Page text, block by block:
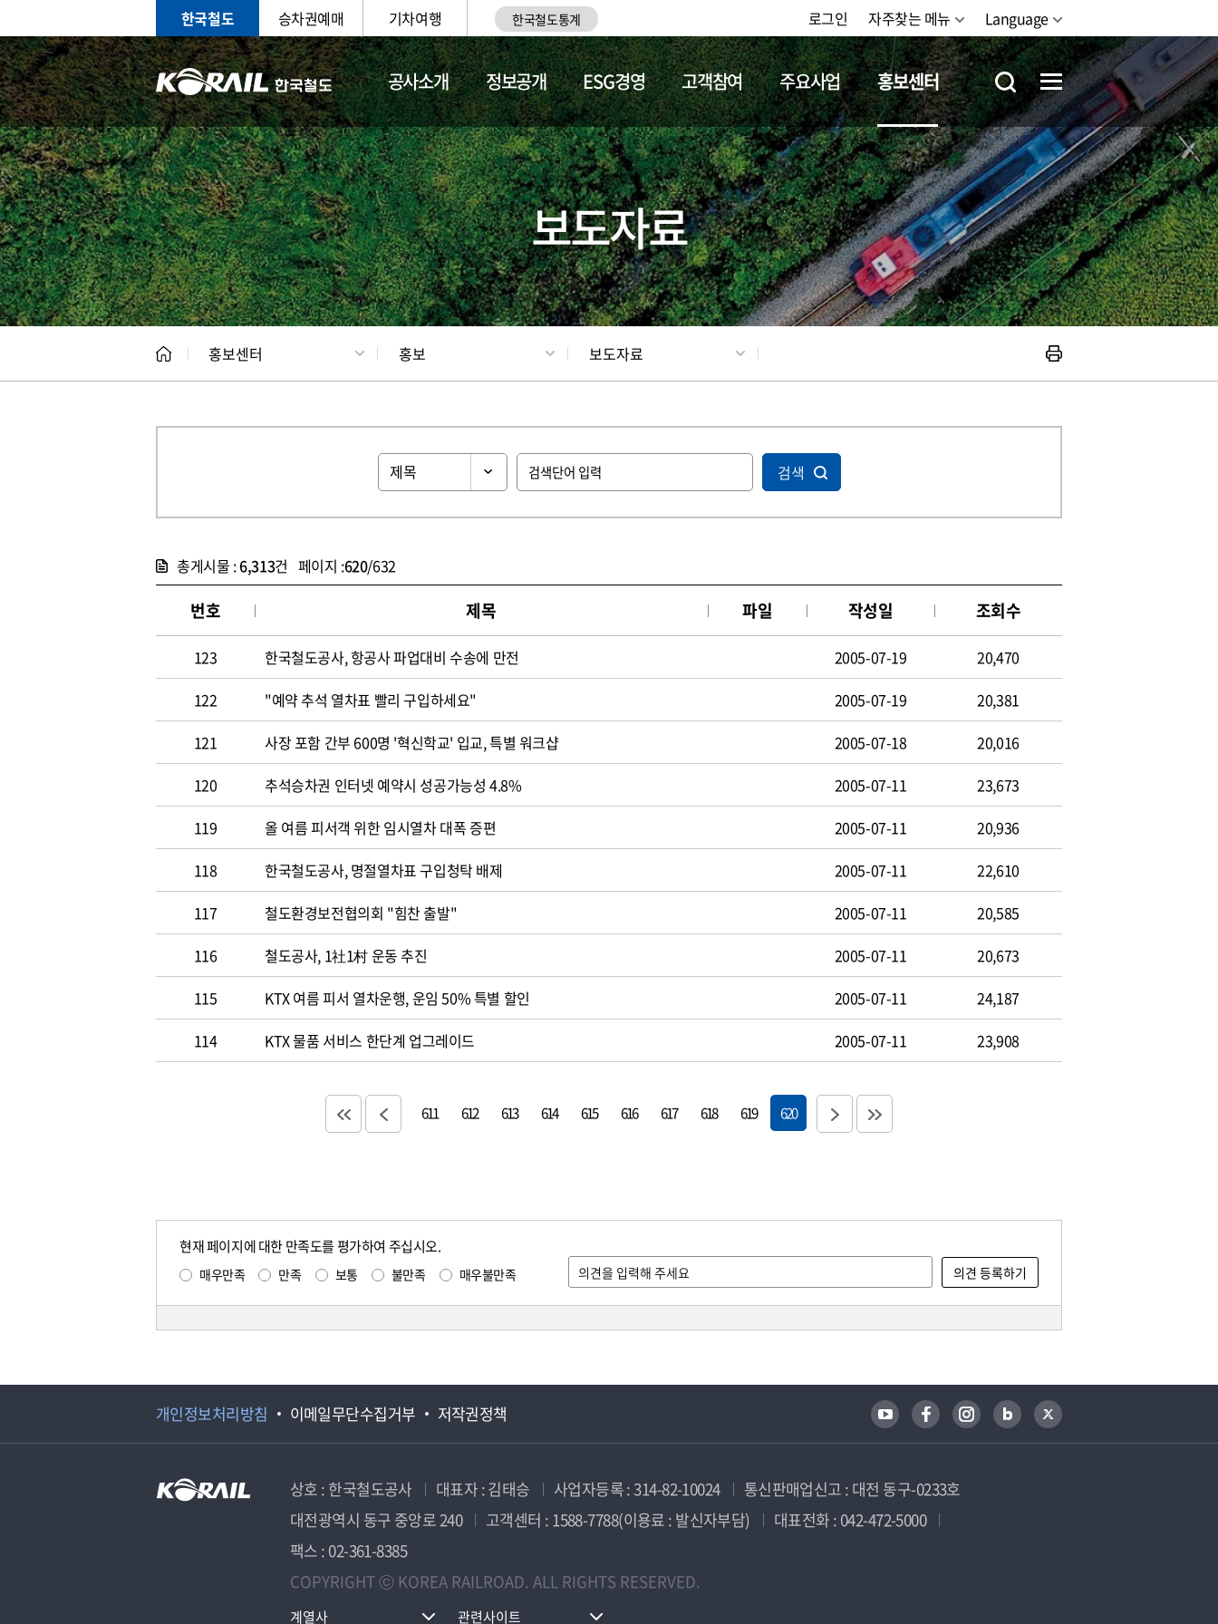
한국철도 승차권예매 기차여행 한국철도통계 로그인 자주찾는 메뉴 Language
공사소개 정보공개 ESG경영 고객참여 주요사업 홍보센터
홍보 문화사업 갤러리 기차소개 철도체험
보도자료
홍보센터 홍보 보도자료
검색
총게시물 :6,313건 페이지 :620/632
번호 제목 파일 작성일 조회수
123 한국철도공사, 항공사 파업대비 수송에 만전 2005-07-19
20,470
122
"예약 추석 열차표 빨리 구입하세요" 2005-07-19
20,381
121
사장 포함 간부 600명 '혁신학교' 입교, 특별 워크샵 2005-07-18
20,016
120
추석승차권 인터넷 예약시 성공가능성 4.8% 2005-07-11
23,673
119
올 여름 피서객 위한 임시열차 대폭 증편 2005-07-11
20,936
118
한국철도공사, 명절열차표 구입청탁 배제 2005-07-11
22,610
117
철도환경보전협의회 "힘찬 출발" 2005-07-11
20,585
116
철도공사, 1社1村 운동 추진 2005-07-11
20,673
115
KTX 여름 피서 열차운행, 운임 50% 특별 할인 2005-07-11
24,187
114
KTX 물품 서비스 한단계 업그레이드 2005-07-11 23,908
611 612 613 614 615 616 617 618 619 620
현재 페이지에 대한 만족도를 평가하여 주십시오.
매우만족 만족 보통 불만족 매우불만족
개인정보처리방침 이메일무단수집거부 저작권정책
상호 : 한국철도공사 대표자 : 김태승 사업자등록 : 314-82-10024
통신판매업신고 : 대전 동구-0233호
대전광역시 동구 중앙로 240
고객센터 : 1588-7788(이용료 : 발신자부담)
대표전화 : 042-472-5000
팩스 : 02-361-8385
COPYRIGHT ⓒ KOREA RAILROAD. ALL RIGHTS RESERVED.
계열사 관련사이트